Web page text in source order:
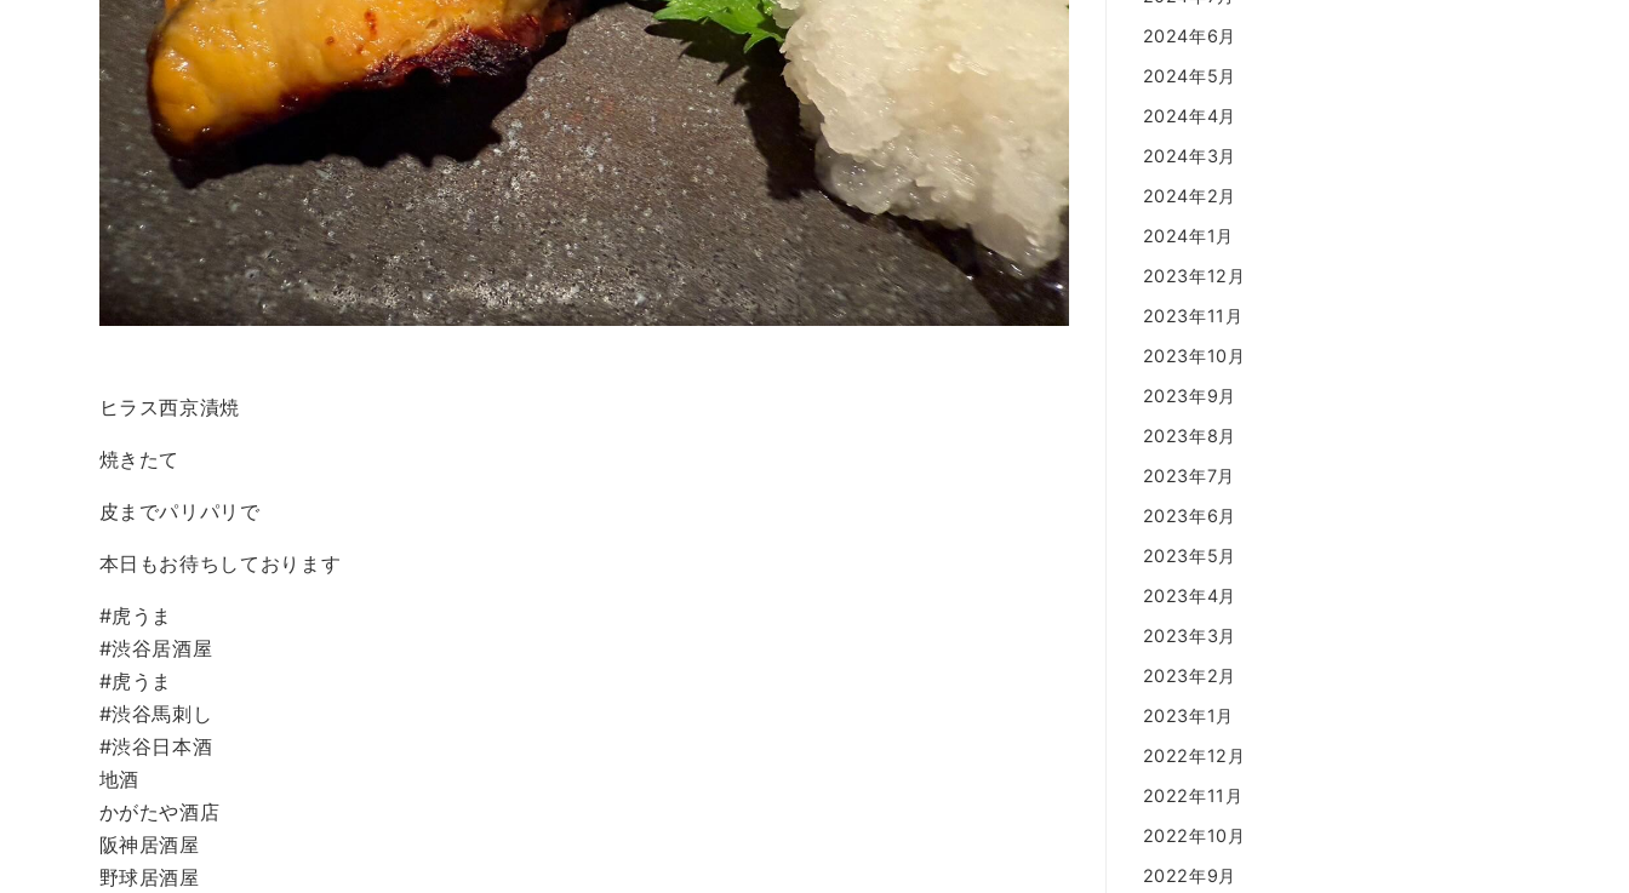
ヒラス西京漬焼
焼きたて
皮までパリパリで
本日もお待ちしております
#虎うま
#渋谷居酒屋
#虎うま
#渋谷馬刺し
#渋谷日本酒
地酒
かがたや酒店
阪神居酒屋
野球居酒屋
2024年6月
2024年5月
2024年4月
2024年3月
2024年2月
2024年1月
2023年12月
2023年11月
2023年10月
2023年9月
2023年8月
2023年7月
2023年6月
2023年5月
2023年4月
2023年3月
2023年2月
2023年1月
2022年12月
2022年11月
2022年10月
2022年9月